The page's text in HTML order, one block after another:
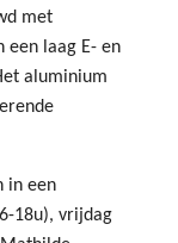
met
laag E- en
aluminium
in een
18u), vrijdag